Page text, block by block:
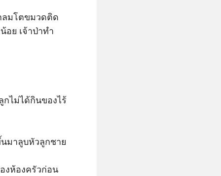
ลมโตขมวดติด
อย เจ้าป่าทำ
กไม่ได้กินของไร้
มาลูบหัวลูกชาย
งห้องครัวก่อน